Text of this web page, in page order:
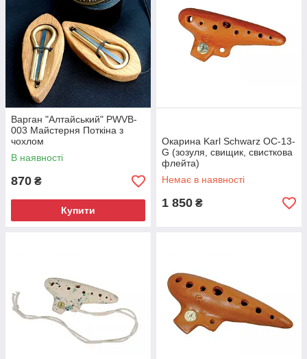
Варган "Алтайський" PWVB-
003 Майстерня Поткіна з
чохлом
В наявності
870 ₴
Купити
Окарина Karl Schwarz OC-13-
G (зозуля, свищик, свисткова
флейта)
Немає в наявності
1 850 ₴